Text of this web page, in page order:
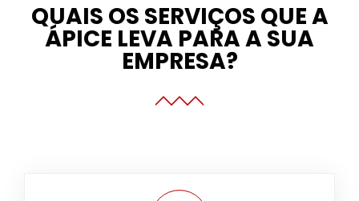
QUAIS OS SERVIÇOS QUE A
ÁPICE LEVA PARA A SUA
EMPRESA?